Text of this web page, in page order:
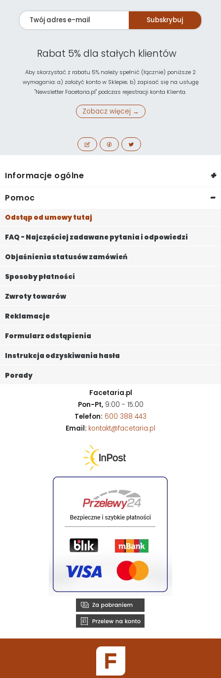
Subskrybuj
Rabat 5% dla stałych klientów
Aby skorzystać z rabatu 5% należy spełnić (łącznie) poniższe 2
wymagania: a) założyć konto w Sklepie; b) zapisać się na usługę
"Newsletter Facetaria.pl" podczas rejestracji konta Klienta.
Zobacz więcej →
Informacje ogólne +
Pomoc -
Odstąp od umowy tutaj
FAQ - Najczęściej zadawane pytania i odpowiedzi
Objaśnienia statusów zamówień
Sposoby płatności
Zwroty towarów
Reklamacje
Formularz odstąpienia
Instrukcja odzyskiwania hasła
Porady
Facetaria.pl
Pon-Pt,9:00 - 15:00
Telefon: 600 388 443
Email: kontakt@facetaria.pl